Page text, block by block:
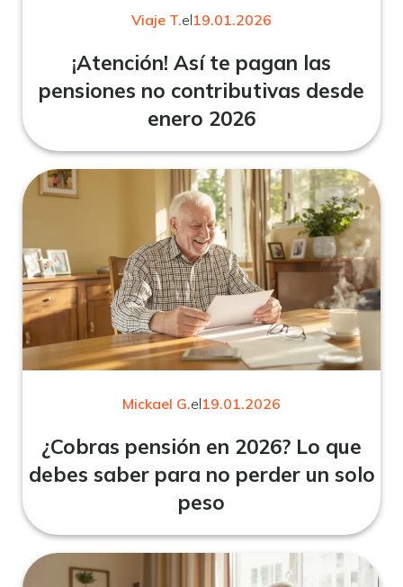
Viaje T.el19.01.2026
¡Atención! Así te pagan las
pensiones no contributivas desde
enero 2026
Mickael G.el19.01.2026
¿Cobras pensión en 2026? Lo que
debes saber para no perder un solo
peso